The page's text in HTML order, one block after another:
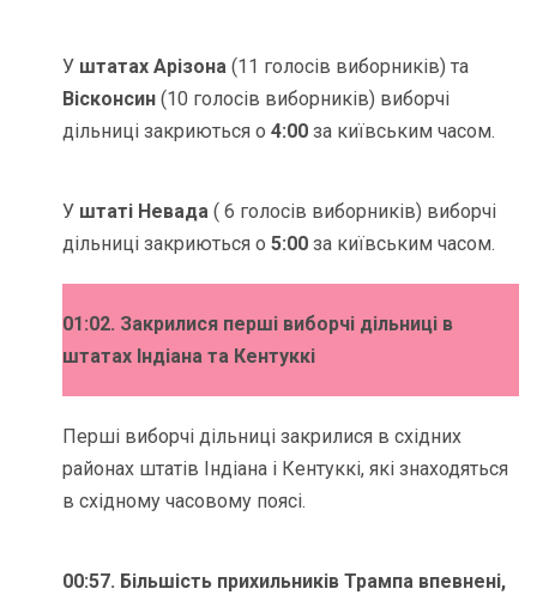
У штатах Арізона (11 голосів виборників) та
Вісконсин (10 голосів виборників) виборчі
дільниці закриються о4:00 за київським часом.
У штаті Невада ( 6 голосів виборників) виборчі
дільниці закриються о5:00 за київським часом.
01:02. Закрилися перші виборчі дільниці в
штатах Індіана та Кентуккі
Перші виборчі дільниці закрилися в східних
районах штатів Індіана і Кентуккі, які знаходяться
в східному часовому поясі.
00:57. Більшість прихильників Трампа впевнені,